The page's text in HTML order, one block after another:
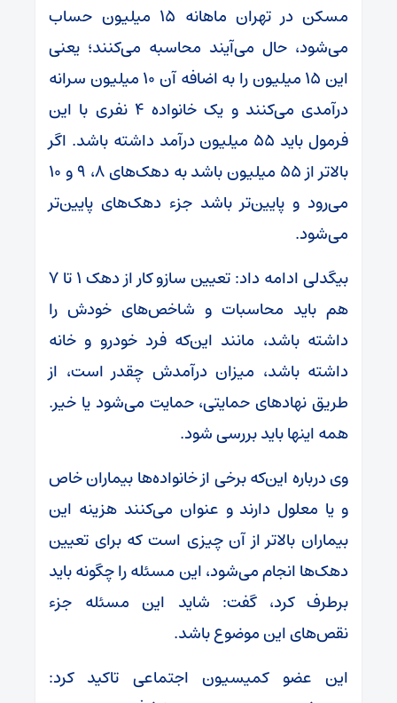
مسکن در تهران ماهانه ۱۵ میلیون حساب
می‌شود، حال می‌آیند محاسبه می‌کنند؛ یعنی
این ۱۵ میلیون را به اضافه آن ۱۰ میلیون سرانه
درآمدی می‌کنند و یک خانواده ۴ نفری با این
فرمول باید ۵۵ میلیون درآمد داشته باشد. اگر
بالاتر از ۵۵ میلیون باشد به دهک‌های ۸، ۹ و ۱۰
می‌رود و پایین‌تر باشد جزء دهک‌های پایین‌تر
می‌شود.
بیگدلی ادامه داد: تعیین سازو کار از دهک ۱ تا ۷
هم باید محاسبات و شاخص‌های خودش را
داشته باشد، مانند این‌که فرد خودرو و خانه
داشته باشد، میزان درآمدش چقدر است، از
طریق نهاد‌های حمایتی، حمایت می‌شود یا خیر.
همه اینها باید بررسی شود.
وی درباره این‌که برخی از خانواده‌ها بیماران خاص
و یا معلول دارند و عنوان می‌کنند هزینه این
بیماران بالاتر از آن چیزی است که برای تعیین
دهک‌ها انجام می‌شود، این مسئله را چگونه باید
برطرف کرد، گفت: شاید این مسئله جزء
نقص‌های این موضوع باشد.
این عضو کمیسیون اجتماعی تاکید کرد: